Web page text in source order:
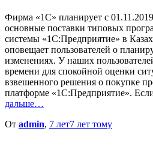
Фирма «1С» планирует с
основные поставки типовых
системы «1С:Предприятие» в
оповещает пользователей о
изменениях. У наших
времени для спокойной оценки
взвешенного решения о покупке
платформе «1С:Предприятие».
дальше…
От admin, 7 лет7 лет тому